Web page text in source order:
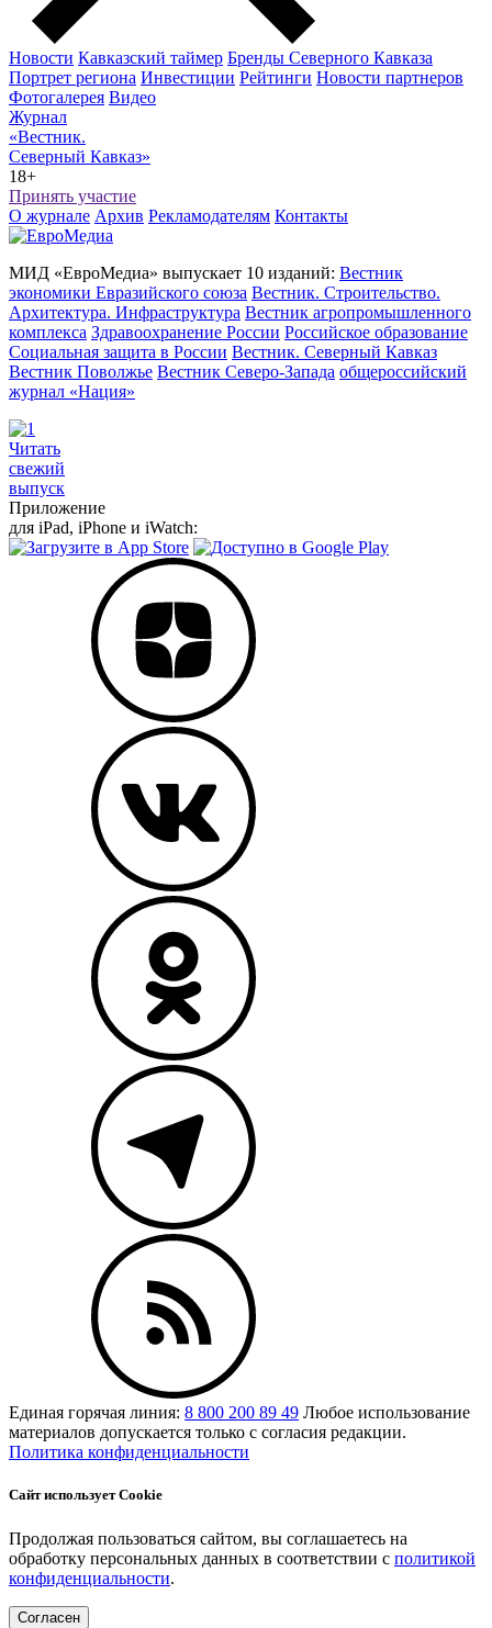
Новости Кавказский таймер Бренды Северного Кавказа
Портрет региона Инвестиции Рейтинги Новости партнеров
Фотогалерея Видео
Журнал
«Вестник.
Северный Кавказ»
18+
Принять участие
О журнале Архив Рекламодателям Контакты
МИД «ЕвроМедиа» выпускает 10 изданий: Вестник
экономики Евразийского союза Вестник. Строительство.
Архитектура. Инфраструктура Вестник агропромышленного
комплекса Здравоохранение России Российское образование
Социальная защита в России Вестник. Северный Кавказ
Вестник Поволжье Вестник Северо-Запада общероссийский
журнал «Нация»
Читать
свежий
выпуск
Приложение
для iPad, iPhone и iWatch:
Единая горячая линия: 8 800 200 89 49 Любое использование
материалов допускается только с согласия редакции.
Политика конфиденциальности
Сайт использует Cookie
Продолжая пользоваться сайтом, вы соглашаетесь на
обработку персональных данных в соответствии с политикой
конфиденциальности.
Согласен